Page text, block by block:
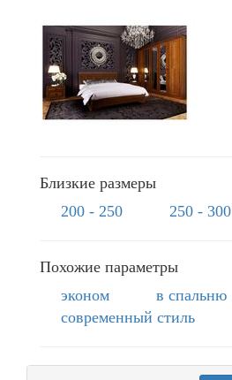
Близкие размеры
200 - 250
250 - 300
Похожие параметры
эконом
в спальню
современный стиль